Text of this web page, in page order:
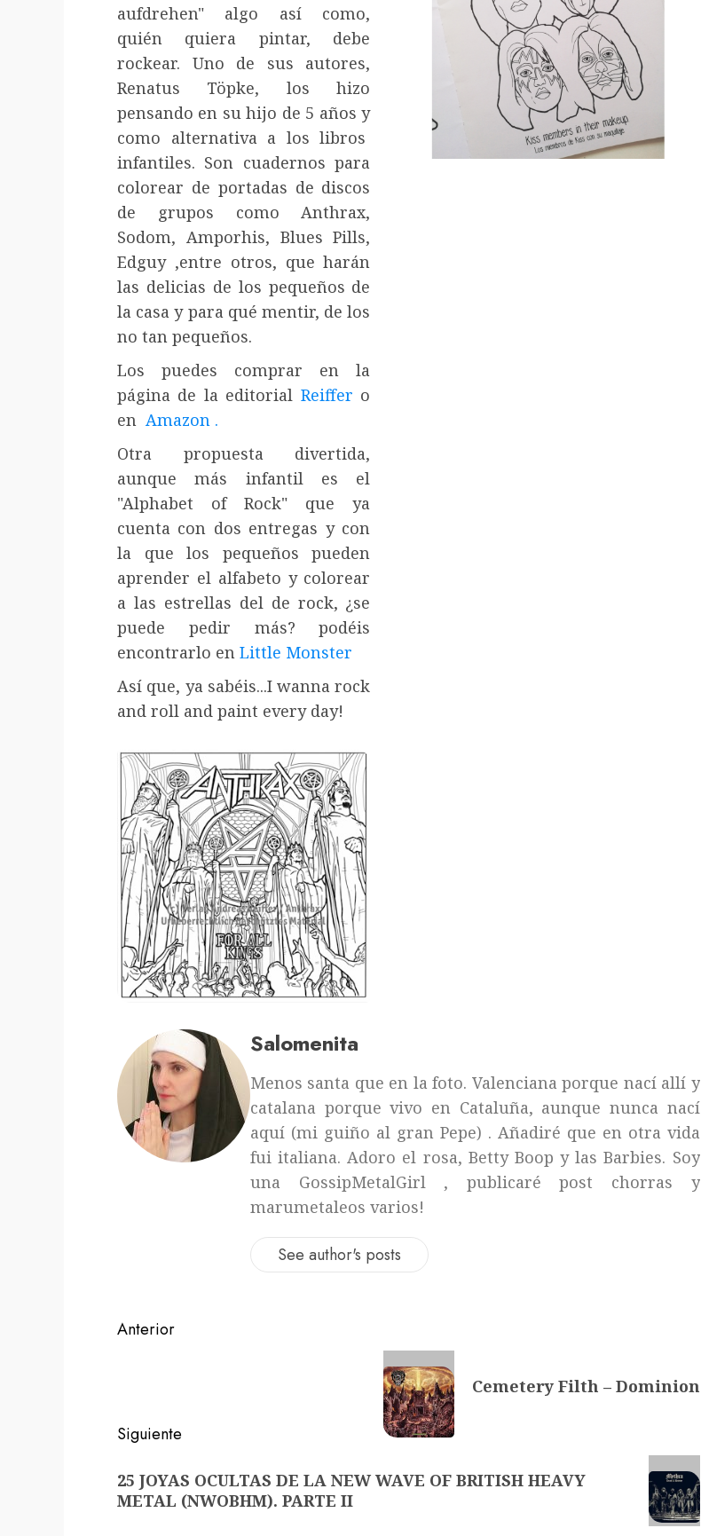
aufdrehen" algo así como,
quién quiera pintar, debe
rockear. Uno de sus autores,
Renatus Töpke, los hizo
pensando en su hijo de 5 años y
como alternativa a los libros
infantiles. Son cuadernos para
colorear de portadas de discos
de grupos como Anthrax,
Sodom, Amporhis, Blues Pills,
Edguy ,entre otros, que harán
las delicias de los pequeños de
la casa y para qué mentir, de los
no tan pequeños.
Los puedes comprar en la
página de la editorial Reiffer o
en Amazon .
Otra propuesta divertida,
aunque más infantil es el
"Alphabet of Rock" que ya
cuenta con dos entregas y con
la que los pequeños pueden
aprender el alfabeto y colorear
a las estrellas del de rock, ¿se
puede pedir más? podéis
encontrarlo en Little Monster
Así que, ya sabéis...I wanna rock
and roll and paint every day!
Salomenita
Menos santa que en la foto. Valenciana porque nací allí y
catalana porque vivo en Cataluña, aunque nunca nací
aquí (mi guiño al gran Pepe) . Añadiré que en otra vida
fui italiana. Adoro el rosa, Betty Boop y las Barbies. Soy
una GossipMetalGirl , publicaré post chorras y
marumetaleos varios!
See author's posts
Navegación
Anterior
Cemetery Filth – Dominion
Siguiente
entrada:
25 JOYAS OCULTAS DE LA NEW WAVE OF BRITISH HEAVY
METAL (NWOBHM). PARTE II